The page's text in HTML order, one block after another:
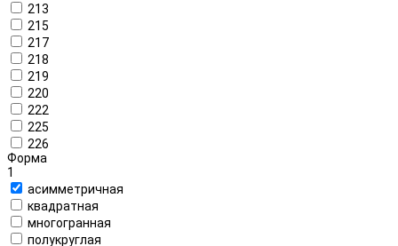
213
215
217
218
219
220
222
225
226
Форма
1
асимметричная
квадратная
многогранная
полукруглая